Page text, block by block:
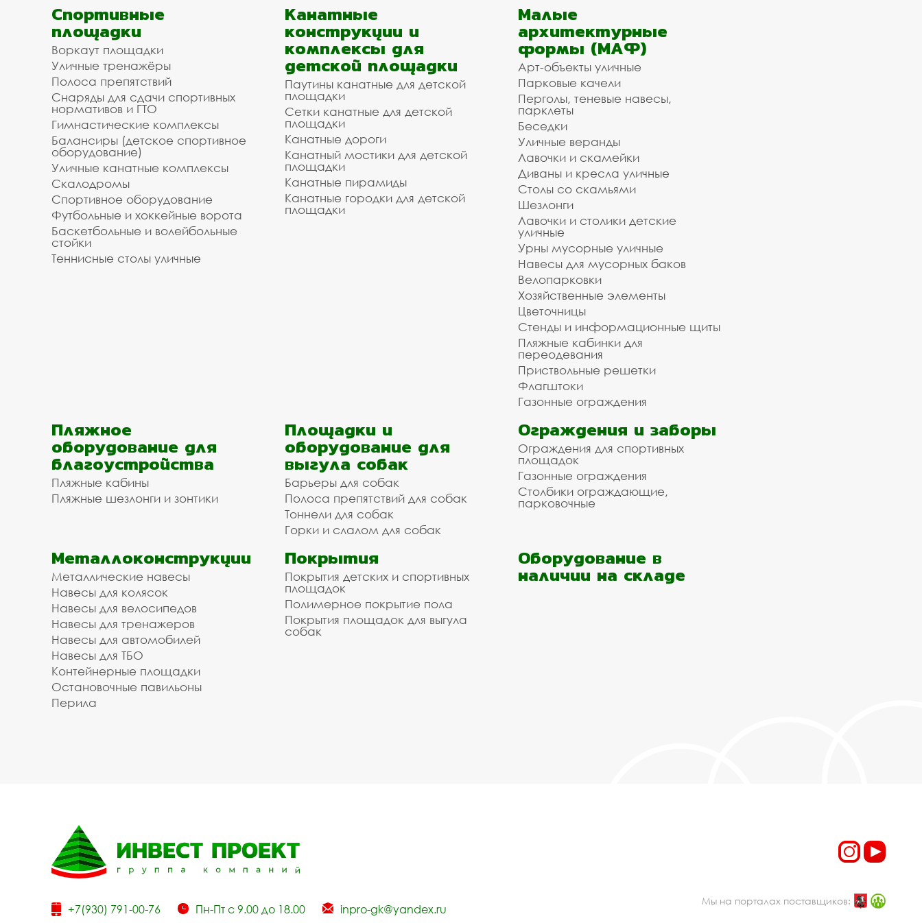
Спортивные
площадки
Воркаут площадки
Уличные тренажёры
Полоса препятствий
Снаряды для сдачи спортивных
нормативов и ГТО
Гимнастические комплексы
Балансиры (детское спортивное
оборудование)
Уличные канатные комплексы
Скалодромы
Спортивное оборудование
Футбольные и хоккейные ворота
Баскетбольные и волейбольные
стойки
Теннисные столы уличные
Канатные
конструкции и
комплексы для
детской площадки
Паутины канатные для детской
площадки
Сетки канатные для детской
площадки
Канатные дороги
Канатный мостики для детской
площадки
Канатные пирамиды
Канатные городки для детской
площадки
Малые
архитектурные
формы (МАФ)
Арт-объекты уличные
Парковые качели
Перголы, теневые навесы,
парклеты
Беседки
Уличные веранды
Лавочки и скамейки
Диваны и кресла уличные
Столы со скамьями
Шезлонги
Лавочки и столики детские
уличные
Урны мусорные уличные
Навесы для мусорных баков
Велопарковки
Хозяйственные элементы
Цветочницы
Стенды и информационные щиты
Пляжные кабинки для
переодевания
Приствольные решетки
Флагштоки
Газонные ограждения
Пляжное
оборудование для
благоустройства
Пляжные кабины
Пляжные шезлонги и зонтики
Площадки и
оборудование для
выгула собак
Барьеры для собак
Полоса препятствий для собак
Тоннели для собак
Горки и слалом для собак
Ограждения и заборы
Ограждения для спортивных
площадок
Газонные ограждения
Столбики ограждающие,
парковочные
Металлоконструкции
Металлические навесы
Навесы для колясок
Навесы для велосипедов
Навесы для тренажеров
Навесы для автомобилей
Навесы для ТБО
Контейнерные площадки
Остановочные павильоны
Перила
Покрытия
Покрытия детских и спортивных
площадок
Полимерное покрытие пола
Покрытия площадок для выгула
собак
Оборудование в
наличии на складе
+7(930) 791-00-76 Пн-Пт с 9.00 до 18.00 inpro-gk@yandex.ru
Мы на порталах поставщиков: